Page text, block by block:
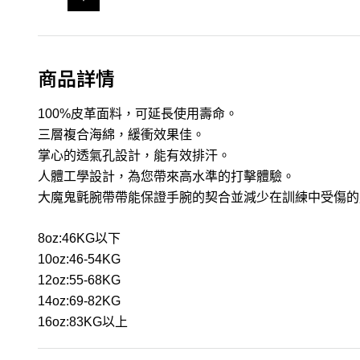
商品詳情
100%皮革面料，可延長使用壽命。
三層複合海綿，緩衝效果佳。
掌心的透氣孔設計，能有效排汗。
人體工學設計，為您帶來高水準的打擊體驗。
大魔鬼氈腕帶帶能保證手腕的契合並減少在訓練中受傷
8oz:46KG以下
10oz:46-54KG
12oz:55-68KG
14oz:69-82KG
16oz:83KG以上